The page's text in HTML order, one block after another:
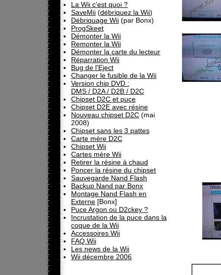
La Wii c'est quoi ?
SaveMii (débriquez la Wii)
Débriquage Wii (par Bonx)
ProgSkeet
Démonter la Wii
Remonter la Wii
Démonter la carte du lecteur
Réparration Wii
Bug de l'Eject
Changer le fusible de la Wii
Version chip DVD :
DMS / D2A / D2B / D2C
Chipset D2C et puce
Chipset D2E avec résine
Nouveau chipset D2C (mai
2008)
Chipset sans les 3 pattes
Carte mère D2C
Chipset Wii
Cartes mère Wii
Retirer la résine à chaud
Poncer la résine du chipset
Sauvegarde Nand Flash
Backup Nand par Bonx
Montage Nand Flash en
Externe [Bonx]
Puce Argon ou D2ckey ?
Incrustation de la puce dans la
coque de la Wii
Accessoires Wii
FAQ Wii
Les news de la Wii
Wii décembre 2006